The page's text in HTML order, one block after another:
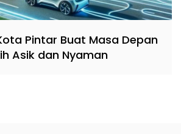
Pintar Buat Masa Depan
Asik dan Nyaman